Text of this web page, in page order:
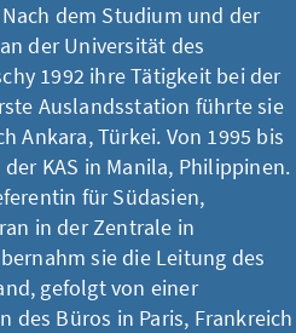
dem Studium und der
der Universität des
1992 ihre Tätigkeit bei der
Auslandsstation führte sie
Ankara, Türkei. Von 1995 bis
KAS in Manila, Philippinen.
für Südasien,
in der Zentrale in
sie die Leitung des
gefolgt von einer
des Büros in Paris, Frankreich